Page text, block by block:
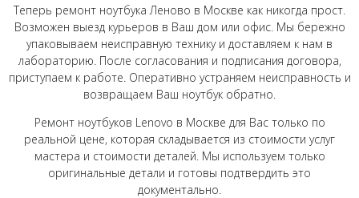
Теперь ремонт ноутбука Леново в Москве как никогда прост.
Возможен выезд курьеров в Ваш дом или офис. Мы бережно
упаковываем неисправную технику и доставляем к нам в
лабораторию. После согласования и подписания договора,
приступаем к работе. Оперативно устраняем неисправность и
возвращаем Ваш ноутбук обратно.
Ремонт ноутбуков Lenovo в Москве для Вас только по
реальной цене, которая складывается из стоимости услуг
мастера и стоимости деталей. Мы используем только
оригинальные детали и готовы подтвердить это
документально.